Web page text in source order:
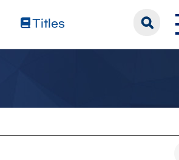
Titles